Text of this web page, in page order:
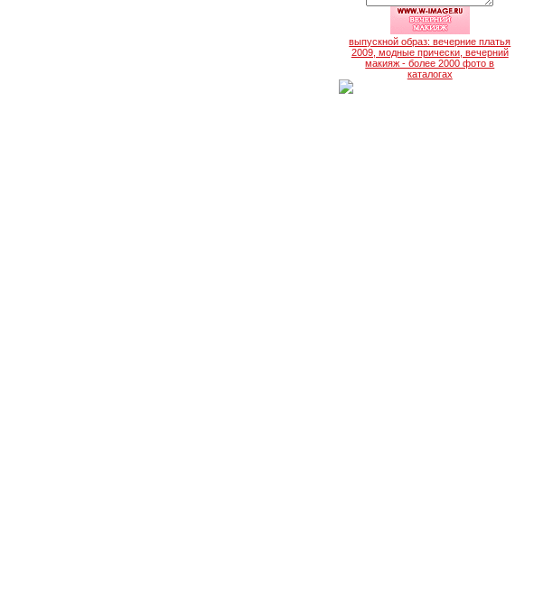
выпускной образ: вечерние платья
2009, модные прически, вечерний
макияж - более 2000 фото в
каталогах